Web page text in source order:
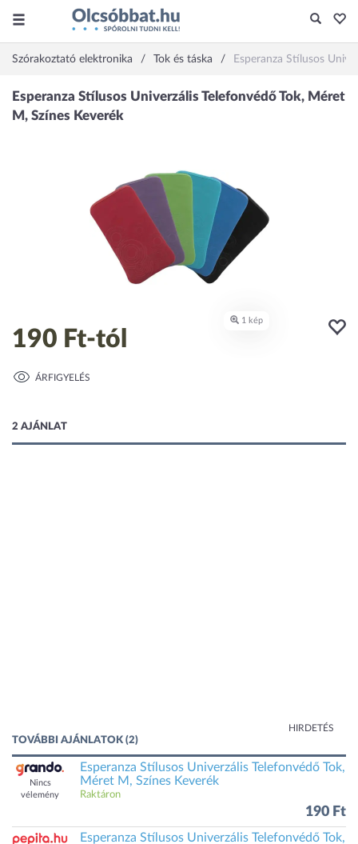
Szórakoztató elektronika Tok és táska Esperanza Stílusos
190 Ft-tól
ÁRFIGYELÉS
2 AJÁNLAT
HIRDETÉS
TOVÁBBI AJÁNLATOK (2)
Nincs
vélemény
Esperanza Stílusos Univerzális Telefonvédő Tok,
Méret M, Színes Keverék
Raktáron
190 Ft
Esperanza Stílusos Univerzális Telefonvédő Tok,